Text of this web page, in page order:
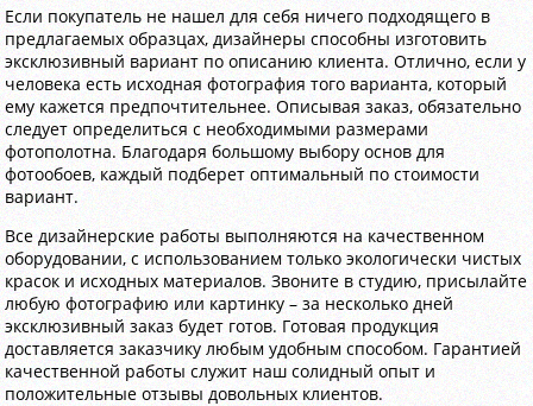
Если покупатель не нашел для себя ничего подходящего в
предлагаемых образцах, дизайнеры способны изготовить
эксклюзивный вариант по описанию клиента. Отлично, если у
человека есть исходная фотография того варианта, который
ему кажется предпочтительнее. Описывая заказ, обязательно
следует определиться с необходимыми размерами
фотополотна. Благодаря большому выбору основ для
фотообоев, каждый подберет оптимальный по стоимости
вариант.
Все дизайнерские работы выполняются на качественном
оборудовании, с использованием только экологически чистых
красок и исходных материалов. Звоните в студию, присылайте
любую фотографию или картинку – за несколько дней
эксклюзивный заказ будет готов. Готовая продукция
доставляется заказчику любым удобным способом. Гарантией
качественной работы служит наш солидный опыт и
положительные отзывы довольных клиентов.